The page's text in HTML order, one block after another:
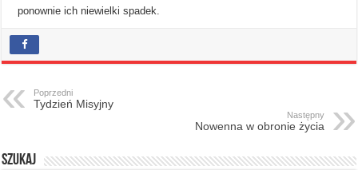
ponownie ich niewielki spadek.
Poprzedni
Tydzień Misyjny
Następny
Nowenna w obronie życia
Szukaj